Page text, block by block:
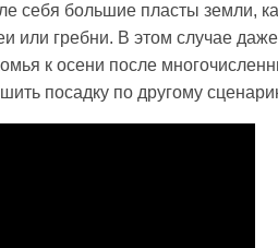
себя большие пласты земли,
или гребни. В этом случае даже
к осени после
посадку по другому